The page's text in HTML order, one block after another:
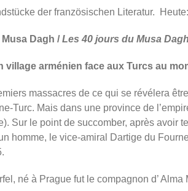
der französischen Literatur. Heute:
Musa Dagh /Les 40 jours du Musa Dagh
village arménien face aux Turcs au
massacres de ce qui se révélera
Turc. Mais dans une province de
Sur le point de succomber, après avoir
homme, le vice-amiral Dartige du
né à Prague fut le compagnon d’ Alma